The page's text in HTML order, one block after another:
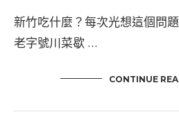
新竹吃什麼？每次光想這個問
老字號川菜歇 …
CONTINUE